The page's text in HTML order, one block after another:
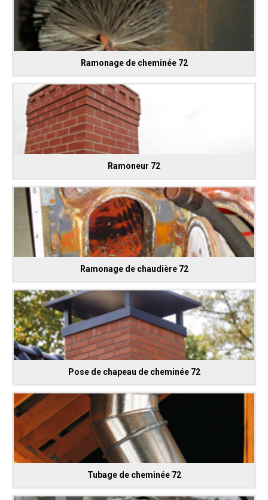
Ramonage de cheminée 72
Ramoneur 72
Ramonage de chaudière 72
Pose de chapeau de cheminée 72
Tubage de cheminée 72